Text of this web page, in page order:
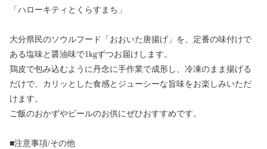
「ハローキティとくらすまち」
大分県民のソウルフード「おおいた唐揚げ」を、定番の味付けで
ある塩味と醤油味で1kgずつお届けします。
鶏皮で包み込むように丹念に手作業で成形し、冷凍のまま揚げる
だけで、カリッとした食感とジューシーな旨味をお楽しみいただ
けます。
ご飯のおかずやビールのお供にぜひおすすめです。
■注意事項/その他